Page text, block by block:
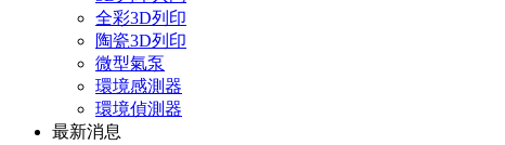
全彩3D列印
陶瓷3D列印
微型氣泵
環境感測器
環境偵測器
最新消息